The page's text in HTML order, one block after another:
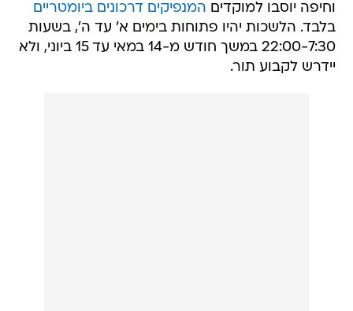
וחיפה יוסבו למוקדים המנפיקים דרכונים ביומטריים
בלבד. הלשכות יהיו פתוחות בימים א' עד ה', בשעות
22:00-7:30 במשך חודש מ-14 במאי עד 15 ביוני, ולא
יידרש לקבוע תור.